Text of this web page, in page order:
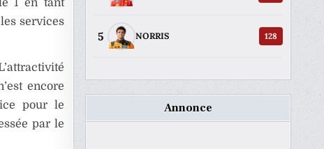
services
encore
pour le
par le
5 NORRIS 128
Annonce